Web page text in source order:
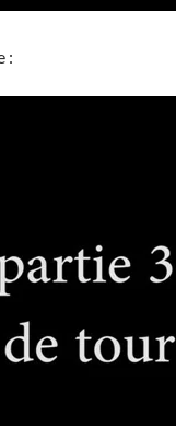
: